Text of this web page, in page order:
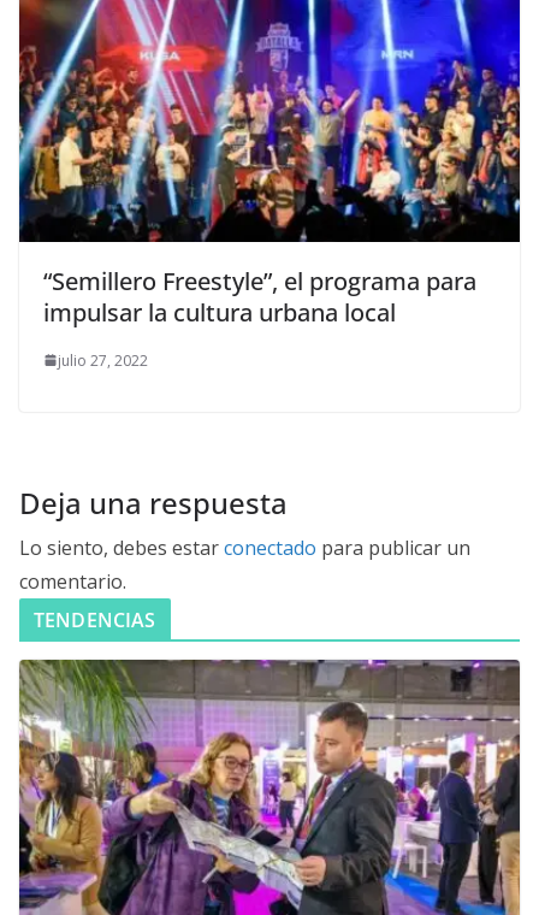
“Semillero Freestyle”, el programa para
impulsar la cultura urbana local
julio 27, 2022
Deja una respuesta
Lo siento, debes estarconectado para publicar un
comentario.
TENDENCIAS